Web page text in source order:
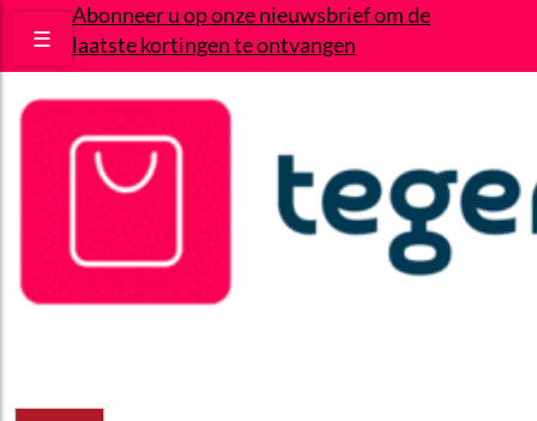
Abonneer u op onze nieuwsbrief om de
laatste kortingen te ontvangen
☰